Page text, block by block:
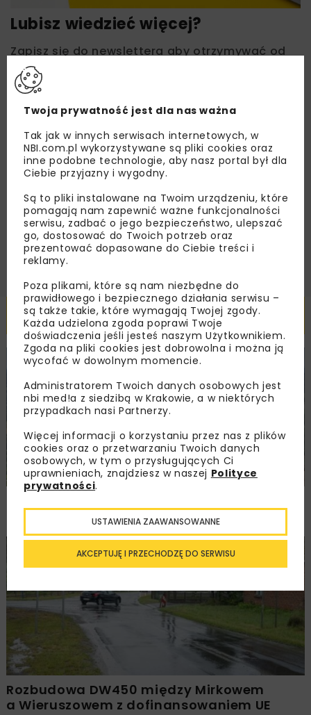
Lubisz wiedzieć więcej?
Zapisz się do newslettera aby otrzymywać od
nas najlepsze informacje branżowe,
zaproszenia na wydarzenia, atrakcyjne oferty i
dedykowane akcje specjalne.
Zapoznałam/em się zPolityką Prywatnościi
Regulaminemoraz wyrażam zgodę na otrzymywanie na
handlowej w postaci newslettera.
ZAPISZ MNIE
Powiązane artykuły
KOLEJ WIADOMOŚCI
– Szczyrzyc projektu Podłęże–Piekiełko
DROGI INWESTYCJE WIADOMOŚCI
Rozbudowa DW450 między Mirkowem
a Wieruszowem z dofinansowaniem UE
Twoja prywatność jest dla nas ważna
Tak jak w innych serwisach internetowych, w
NBI.com.pl wykorzystywane są pliki cookies oraz
inne podobne technologie, aby nasz portal był dla
Ciebie przyjazny i wygodny.
Są to pliki instalowane na Twoim urządzeniu, które
pomagają nam zapewnić ważne funkcjonalności
serwisu, zadbać o jego bezpieczeństwo, ulepszać
go, dostosować do Twoich potrzeb oraz
prezentować dopasowane do Ciebie treści i
reklamy.
Poza plikami, które są nam niezbędne do
prawidłowego i bezpiecznego działania serwisu –
są także takie, które wymagają Twojej zgody.
Każda udzielona zgoda poprawi Twoje
doświadczenia jeśli jesteś naszym Użytkownikiem.
Zgoda na pliki cookies jest dobrowolna i można ją
wycofać w dowolnym momencie.
Administratorem Twoich danych osobowych jest
nbi med!a z siedzibą w Krakowie, a w niektórych
przypadkach nasi Partnerzy.
Więcej informacji o korzystaniu przez nas z plików
cookies oraz o przetwarzaniu Twoich danych
osobowych, w tym o przysługujących Ci
uprawnieniach, znajdziesz w naszej Polityce
prywatności.
AKCEPTUJĘ I PRZECHODZĘ DO SERWISU
USTAWIENIA ZAAWANSOWANNE